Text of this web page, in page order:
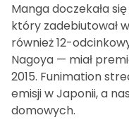
Manga doczekała
który zadebiutował
również 12-
Nagoya — miał
2015. Funimation
emisji w Japonii, a
domowych.